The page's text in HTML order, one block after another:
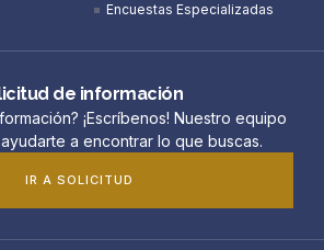
Encuestas Especializadas
de información
¡Escríbenos! Nuestro equipo
a encontrar lo que buscas.
IR A SOLICITUD